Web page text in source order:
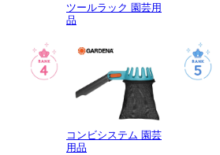
ツールラック 園芸用
品
コンビシステム 園芸
用品